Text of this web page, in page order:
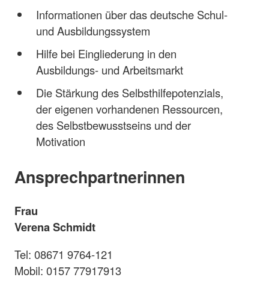
Informationen über das deutsche Schul-
und Ausbildungssystem
Hilfe bei Eingliederung in den
Ausbildungs- und Arbeitsmarkt
Die Stärkung des Selbsthilfepotenzials,
der eigenen vorhandenen Ressourcen,
des Selbstbewusstseins und der
Motivation
Ansprechpartnerinnen
Frau
Verena Schmidt
Tel: 08671 9764-121
Mobil: 0157 77917913